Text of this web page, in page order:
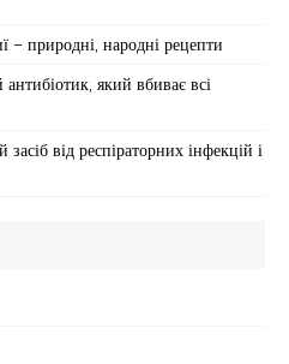
– природні, народні рецепти
який вбиває всі
від респіраторних інфекцій і